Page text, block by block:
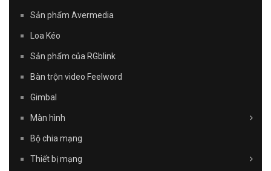
Sản phẩm Avermedia
Loa Kéo
Sản phẩm của RGblink
Bàn trộn video Feelword
Gimbal
Màn hình
Bộ chia mạng
Thiết bị mạng